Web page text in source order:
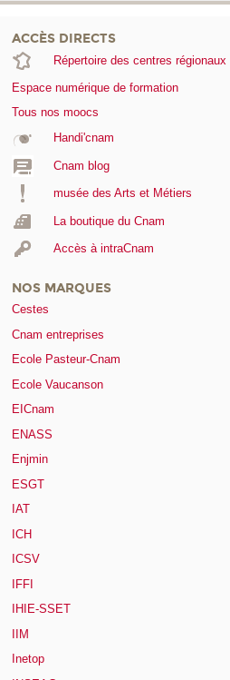
ACCÈS DIRECTS
Répertoire des centres régionaux
Espace numérique de formation
Tous nos moocs
Handi'cnam
Cnam blog
musée des Arts et Métiers
La boutique du Cnam
Accès à intraCnam
NOS MARQUES
Cestes
Cnam entreprises
Ecole Pasteur-Cnam
Ecole Vaucanson
EICnam
ENASS
Enjmin
ESGT
IAT
ICH
ICSV
IFFI
IHIE-SSET
IIM
Inetop